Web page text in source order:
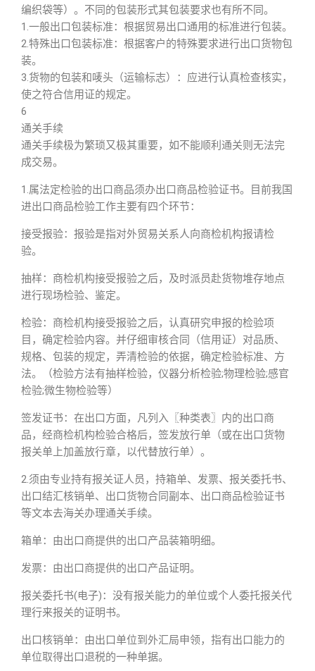
编织袋等）。不同的包装形式其包装要求也有所不同。
1.一般出口包装标准：根据贸易出口通用的标准进行包装。
2.特殊出口包装标准：根据客户的特殊要求进行出口货物包
装。
3.货物的包装和唛头（运输标志）：应进行认真检查核实，
使之符合信用证的规定。
6
通关手续
通关手续极为繁琐又极其重要，如不能顺利通关则无法完
成交易。
1.属法定检验的出口商品须办出口商品检验证书。目前我国
进出口商品检验工作主要有四个环节：
接受报验：报验是指对外贸易关系人向商检机构报请检
验。
抽样：商检机构接受报验之后，及时派员赴货物堆存地点
进行现场检验、鉴定。
检验：商检机构接受报验之后，认真研究申报的检验项
目，确定检验内容。并仔细审核合同（信用证）对品质、
规格、包装的规定，弄清检验的依据，确定检验标准、方
法。（检验方法有抽样检验，仪器分析检验;物理检验;感官
检验;微生物检验等）
签发证书：在出口方面，凡列入〖种类表〗内的出口商
品，经商检机构检验合格后，签发放行单（或在出口货物
报关单上加盖放行章，以代替放行单）。
2.须由专业持有报关证人员，持箱单、发票、报关委托书、
出口结汇核销单、出口货物合同副本、出口商品检验证书
等文本去海关办理通关手续。
箱单：由出口商提供的出口产品装箱明细。
发票：由出口商提供的出口产品证明。
报关委托书(电子)：没有报关能力的单位或个人委托报关代
理行来报关的证明书。
出口核销单：由出口单位到外汇局申领，指有出口能力的
单位取得出口退税的一种单据。